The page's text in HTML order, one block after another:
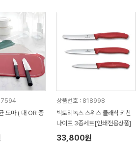
대 OR 중
상품번호 : 818998
빅토리녹스 스위스 클래식 키친
나이프 3종세트[인쇄전용상품]
33,800원